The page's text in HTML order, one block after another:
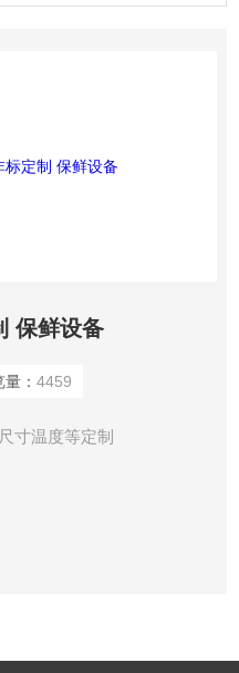
保鲜设备
： 4459
寸温度等定制